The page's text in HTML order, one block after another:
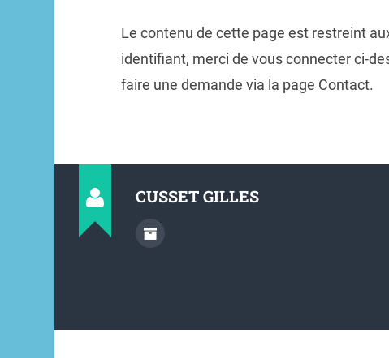
Le contenu de cette page est restreint
identifiant, merci de vous connecter ci-
faire une demande via la page Contact.
CUSSET GILLES